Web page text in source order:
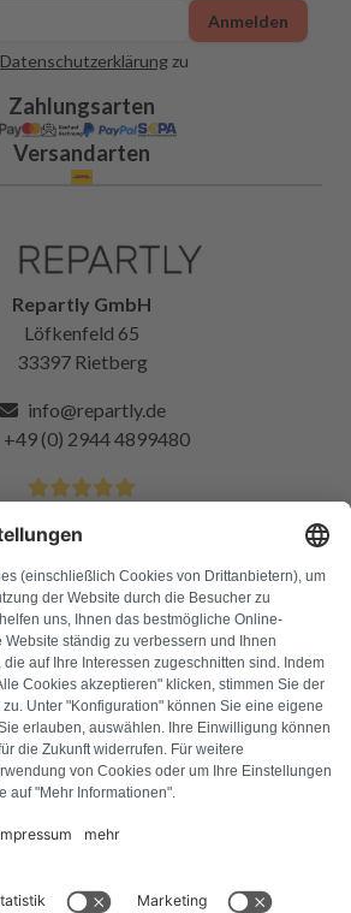
Datenschutzerklärung zu
Anmelden
Zahlungsarten
Versandarten
Repartly GmbH
Löfkenfeld 65
33397 Rietberg
info@repartly.de
+49 (0) 2944 4899480
FAQ
Alle Fehlercodes
Über uns
Presse
Impressum
Cookie-Richtlinie